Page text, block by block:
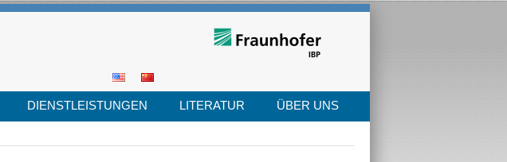
DIENSTLEISTUNGEN LITERATUR ÜBER UNS